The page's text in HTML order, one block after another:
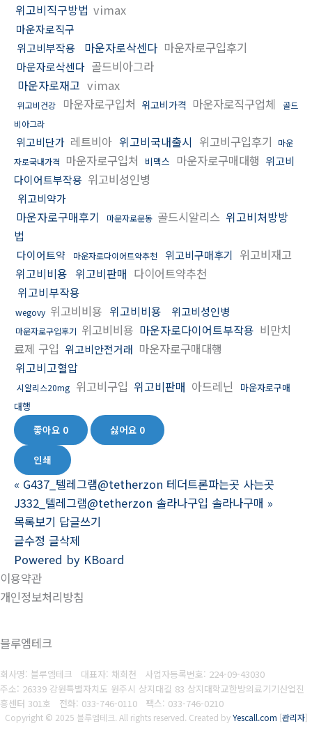
위고비직구방법 vimax
마운자로직구
위고비부작용
마운자로삭센다 마운자로구입후기
마운자로삭센다 골드비아그라
마운자로재고 vimax
위고비건강 마운자로구입처 위고비가격 마운자로직구업체
골드
비아그라
위고비단가 레트비아 위고비국내출시 위고비구입후기
마운
자로국내가격
마운자로구입처 비맥스 마운자로구매대행 위고비
다이어트부작용 위고비성인병
위고비약가
마운자로구매후기 마운자로운동 골드시알리스 위고비처방방
법
다이어트약 마운자로다이어트약추천 위고비구매후기 위고비재고
위고비비용 위고비판매 다이어트약추천
위고비부작용
wegovy 위고비비용 위고비비용 위고비성인병
마운자로구입후기 위고비비용 마운자로다이어트부작용 비만치
료제 구입 위고비안전거래 마운자로구매대행
위고비고혈압
시알리스20mg 위고비구입 위고비판매 아드레닌
마운자로구매
대행
좋아요 0 싫어요 0
인쇄
« G437_텔레그램@tetherzon 테더트론파는곳 사는곳
J332_텔레그램@tetherzon 솔라나구입 솔라나구매 »
목록보기 답글쓰기
글수정 글삭제
Powered by KBoard
이용약관
개인정보처리방침
블루엠테크
회사명: 블루엠테크 대표자: 채희천 사업자등록번호: 224-09-43030
주소: 26339 강원특별자치도 원주시 상지대길 83 상지대학교한방의료기기산업진
흥센터 301호 전화: 033-746-0110 팩스: 033-746-0210
Copyright © 2025 블루엠테크. All rights reserved. Created byYescall.com [관리자]